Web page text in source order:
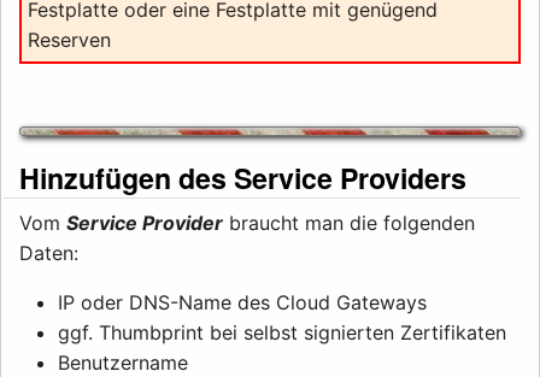
Festplatte oder eine Festplatte mit genügend
Reserven
Hinzufügen des Service Providers
Vom Service Provider braucht man die folgenden
Daten:
IP oder DNS-Name des Cloud Gateways
ggf. Thumbprint bei selbst signierten Zertifikaten
Benutzername